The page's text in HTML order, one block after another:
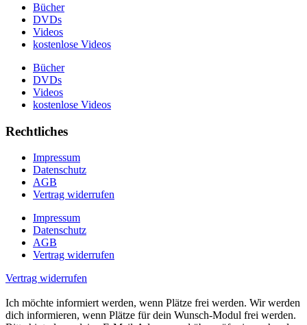
Bücher
DVDs
Videos
kostenlose Videos
Bücher
DVDs
Videos
kostenlose Videos
Rechtliches
Impressum
Datenschutz
AGB
Vertrag widerrufen
Impressum
Datenschutz
AGB
Vertrag widerrufen
Vertrag widerrufen
Ich möchte informiert werden, wenn Plätze frei werden. Wir werden
dich informieren, wenn Plätze für dein Wunsch-Modul frei werden.